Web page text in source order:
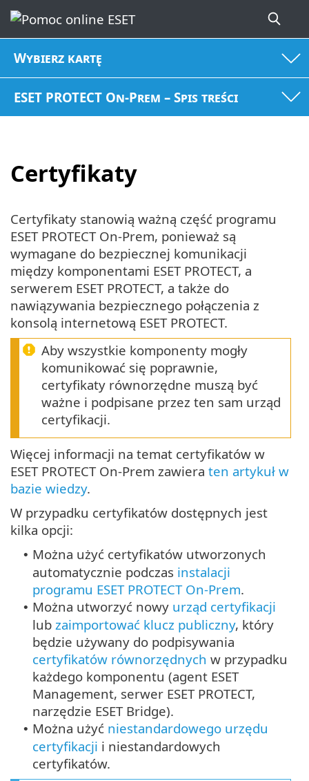
Wybierz kartę
ESET PROTECT On-Prem – Spis treści
Certyfikaty
Certyfikaty stanowią ważną część programu
ESET PROTECT On-Prem, ponieważ są
wymagane do bezpiecznej komunikacji
między komponentami ESET PROTECT, a
serwerem ESET PROTECT, a także do
nawiązywania bezpiecznego połączenia z
konsolą internetową ESET PROTECT.
Aby wszystkie komponenty mogły
komunikować się poprawnie,
certyfikaty równorzędne muszą być
ważne i podpisane przez ten sam urząd
certyfikacji.
Więcej informacji na temat certyfikatów w
ESET PROTECT On-Prem zawiera ten artykuł w
bazie wiedzy.
W przypadku certyfikatów dostępnych jest
kilka opcji:
• Można użyć certyfikatów utworzonych
automatycznie podczas instalacji
programu ESET PROTECT On-Prem.
• Można utworzyć nowy urząd certyfikacji
lub zaimportować klucz publiczny, który
będzie używany do podpisywania
certyfikatów równorzędnych w przypadku
każdego komponentu (agent ESET
Management, serwer ESET PROTECT,
narzędzie ESET Bridge).
• Można użyć niestandardowego urzędu
certyfikacji i niestandardowych
certyfikatów.